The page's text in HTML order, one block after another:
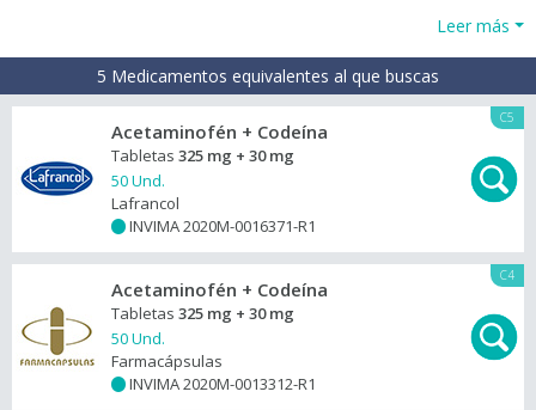
Leer más
5 Medicamentos equivalentes al que buscas
C5
Acetaminofén + Codeína
Tabletas 325 mg + 30 mg
50 Und.
Lafrancol
INVIMA 2020M-0016371-R1
C4
Acetaminofén + Codeína
Tabletas 325 mg + 30 mg
50 Und.
Farmacápsulas
INVIMA 2020M-0013312-R1